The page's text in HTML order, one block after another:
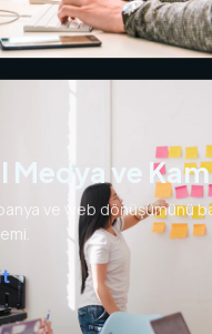
Medya ve
ve web dönüşümünü